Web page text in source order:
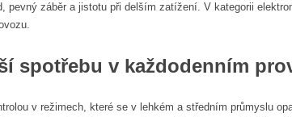
pevný záběr a jistotu při delším zatížení. V kategorii
spotřebu v každodenním
v režimech, které se v lehkém a středním průmyslu